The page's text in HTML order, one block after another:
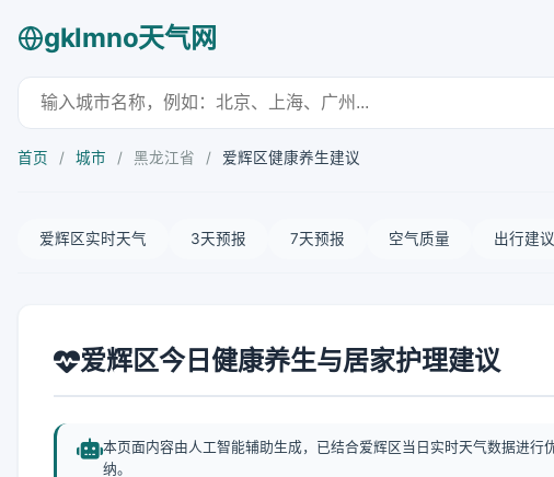
gklmno天气网
首页 / 城市 / 黑龙江省 / 爱辉区健康养生建议
爱辉区实时天气 3天预报 7天预报 空气质量 出行建议
爱辉区今日健康养生与居家护理建议
本页面内容由人工智能辅助生成，已结合爱辉区当日实时天气数据进
纳。